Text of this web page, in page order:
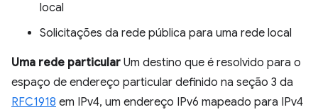
local
Solicitações da rede pública para uma rede local
Uma rede particular Um destino que é resolvido para o
espaço de endereço particular definido na seção 3 da
RFC1918 em IPv4, um endereço IPv6 mapeado para IPv4